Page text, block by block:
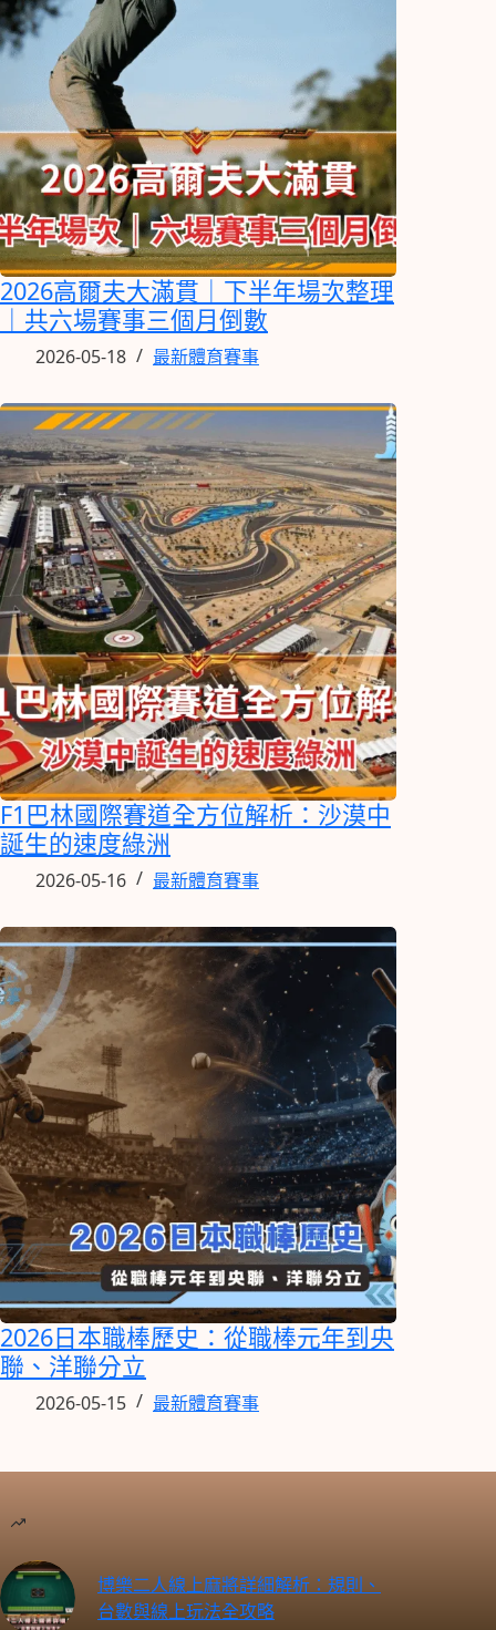
2026高爾夫大滿貫｜下半年場次整理
｜共六場賽事三個月倒數
2026-05-18 最新體育賽事
F1巴林國際賽道全方位解析：沙漠中
誕生的速度綠洲
2026-05-16 最新體育賽事
2026日本職棒歷史：從職棒元年到央
聯、洋聯分立
2026-05-15 最新體育賽事
博樂二人線上麻將詳細解析：規則、
台數與線上玩法全攻略